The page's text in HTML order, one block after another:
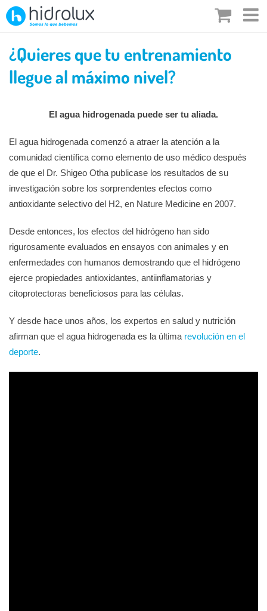
Saltar
¿Quieres que tu entrenamiento
llegue al máximo nivel?
El agua hidrogenada puede ser tu aliada.
El agua hidrogenada comenzó a atraer la atención a la
comunidad científica como elemento de uso médico después
de que el Dr. Shigeo Otha publicase los resultados de su
investigación sobre los sorprendentes efectos como
antioxidante selectivo del H2, en Nature Medicine en 2007.
Desde entonces, los efectos del hidrógeno han sido
rigurosamente evaluados en ensayos con animales y en
enfermedades con humanos demostrando que el hidrógeno
ejerce propiedades antioxidantes, antiinflamatorias y
citoprotectoras beneficiosos para las células.
Y desde hace unos años, los expertos en salud y nutrición
afirman que el agua hidrogenada es la última revolución en el
deporte.